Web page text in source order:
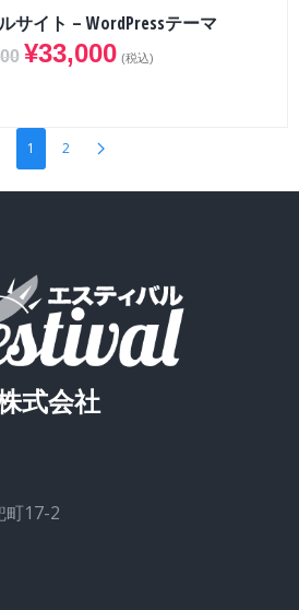
サイト – WordPressテーマ
¥33,000 (税込)
1 2
式会社
町17-2